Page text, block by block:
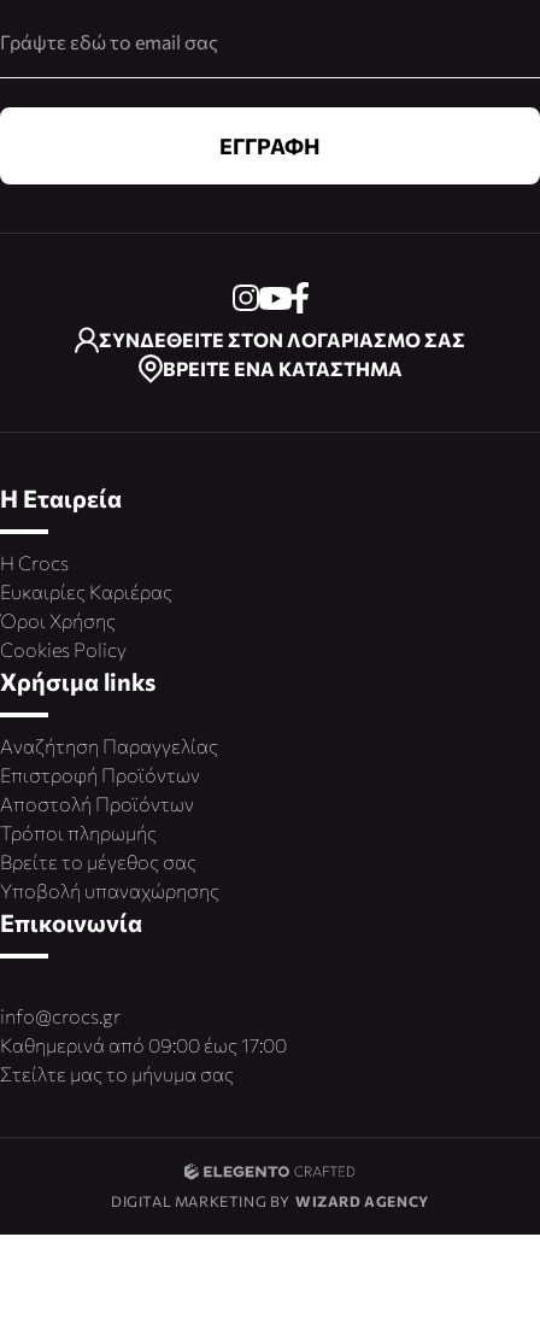
ΕΓΓΡΑΦΗ
ΣΥΝΔΕΘΕΙΤΕ ΣΤΟΝ ΛΟΓΑΡΙΑΣΜΟ ΣΑΣ
ΒΡΕΙΤΕ ΕΝΑ ΚΑΤΑΣΤΗΜΑ
Η Εταιρεία
Η Crocs
Ευκαιρίες Καριέρας
Όροι Χρήσης
Cookies Policy
Χρήσιμα links
Αναζήτηση Παραγγελίας
Επιστροφή Προϊόντων
Αποστολή Προϊόντων
Τρόποι πληρωμής
Βρείτε το μέγεθος σας
Υποβολή υπαναχώρησης
Επικοινωνία
info@crocs.gr
Καθημερινά από 09:00 έως 17:00
Στείλτε μας το μήνυμα σας
DIGITAL MARKETING BY WIZARD AGENCY